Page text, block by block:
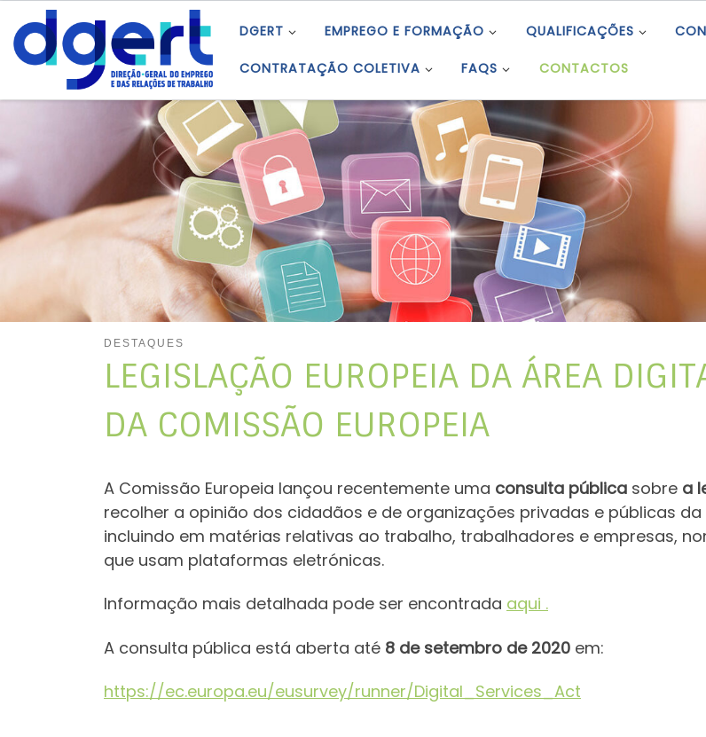
Skip to content DGERT EMPREGO E FORMAÇÃO QUALIFICAÇÕES
CONTRATAÇÃO COLETIVA FAQS CONTACTOS
DESTAQUES
LEGISLAÇÃO EUROPEIA DA ÁREA
DA COMISSÃO EUROPEIA
A Comissão Europeia lançou recentemente uma consulta pública sobre a
recolher a opinião dos cidadãos e de organizações privadas e públicas
incluindo em matérias relativas ao trabalho, trabalhadores e empresas,
que usam plataformas eletrónicas.
Informação mais detalhada pode ser encontrada aqui .
A consulta pública está aberta até 8 de setembro de 2020 em:
https://ec.europa.eu/eusurvey/runner/Digital_Services_Act